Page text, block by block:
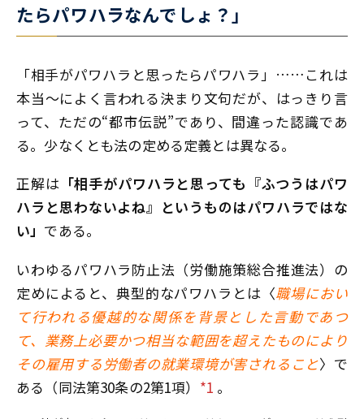
たらパワハラなんでしょ？」
「相手がパワハラと思ったらパワハラ」……これは
本当〜によく言われる決まり文句だが、はっきり言
って、ただの“都市伝説”であり、間違った認識であ
る。少なくとも法の定める定義とは異なる。
正解は 「相手がパワハラと思っても『ふつうはパワ
ハラと思わないよね』というものはパワハラではな
い」 である。
いわゆるパワハラ防止法（労働施策総合推進法）の
定めによると、典型的なパワハラとは〈職場におい
て行われる優越的な関係を背景とした言動であつ
て、業務上必要かつ相当な範囲を超えたものにより
その雇用する労働者の就業環境が害されること〉で
ある（同法第30条の2第1項） *1 。